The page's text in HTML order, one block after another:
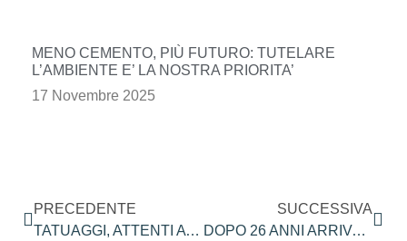
MENO CEMENTO, PIÙ FUTURO: TUTELARE
L’AMBIENTE E’ LA NOSTRA PRIORITA’
17 Novembre 2025
PRECEDENTE
TATUAGGI, ATTENTI A QUEI COLORI. RITIRATI NOVE INCHIOSTRI RITENUTI TOSSICI.
SUCCESSIVA
DOPO 26 ANNI ARRIVA IN VENETO LA NUOVA LEGGE SUGLI ANIMALI D’AFFEZIONE, MA LA STRADA E’ TUTTA IN SALITA